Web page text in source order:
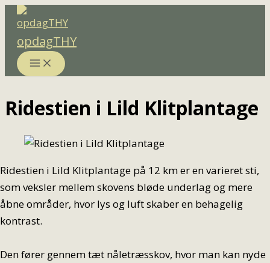
Gå
indholdet
opdagTHY
Ridestien i Lild Klitplantage
Ridestien i Lild Klitplantage på 12 km er en varieret sti,
som veksler mellem skovens bløde underlag og mere
åbne områder, hvor lys og luft skaber en behagelig
kontrast.
Den fører gennem tæt nåletræsskov, hvor man kan nyde